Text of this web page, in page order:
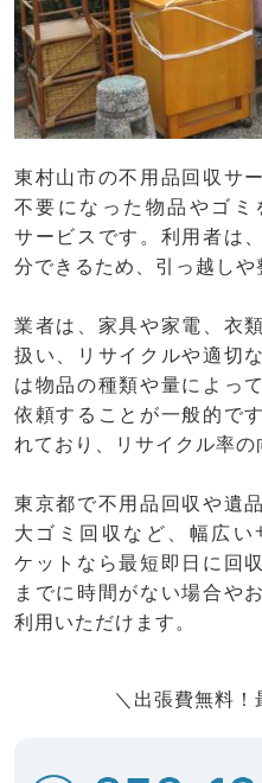
東村山市の不用品回収サ
不要になった物品やゴミ
サービスです。利用者は
分できるため、引っ越しや
業者は、家具や家電、衣
扱い、リサイクルや適切
は物品の種類や量によっ
依頼することが一般的で
れており、リサイクル率の
東京都で不用品回収や遺
大ゴミ回収など、幅広
ケットなら最短即日に回
までに時間がない場合や
利用いただけます。
＼出張費無料！